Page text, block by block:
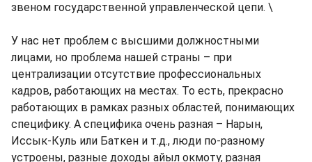
звеном государственной управленческой цепи. \
У нас нет проблем с высшими должностными
лицами, но проблема нашей страны – при
централизации отсутствие профессиональных
кадров, работающих на местах. То есть, прекрасно
работающих в рамках разных областей, понимающих
специфику. А специфика очень разная – Нарын,
Иссык-Куль или Баткен и т.д., люди по-разному
устроены, разные доходы айыл окмоту, разная